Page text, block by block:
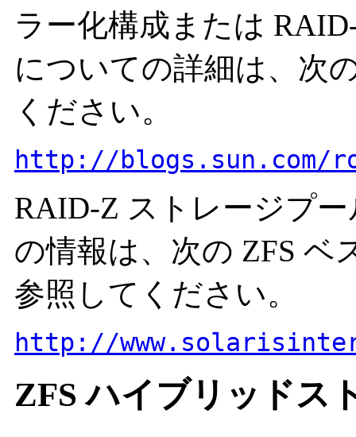
ラー化構成または
についての詳細は、次
ください。
http://blogs.sun.com/
RAID-Z ストレージプ
の情報は、次の ZFS
参照してください。
http://
ZFS ハイブリッドス